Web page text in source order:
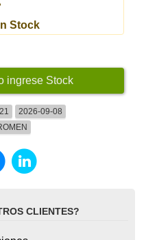
Stock
ingrese Stock
2026-09-08
CLIENTES?